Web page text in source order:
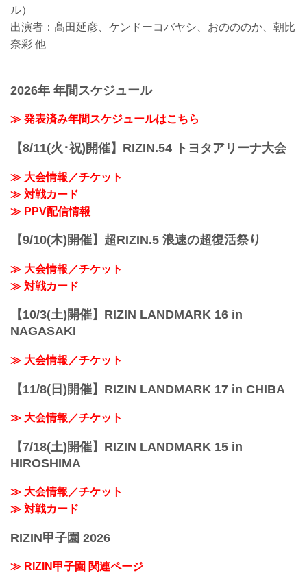
ル）
出演者：髙田延彦、ケンドーコバヤシ、おのののか、朝比
奈彩 他
2026年 年間スケジュール
≫ 発表済み年間スケジュールはこちら
【8/11(火･祝)開催】RIZIN.54 トヨタアリーナ大会
≫ 大会情報／チケット
≫ 対戦カード
≫ PPV配信情報
【9/10(木)開催】超RIZIN.5 浪速の超復活祭り
≫ 大会情報／チケット
≫ 対戦カード
【10/3(土)開催】RIZIN LANDMARK 16 in
NAGASAKI
≫ 大会情報／チケット
【11/8(日)開催】RIZIN LANDMARK 17 in CHIBA
≫ 大会情報／チケット
【7/18(土)開催】RIZIN LANDMARK 15 in
HIROSHIMA
≫ 大会情報／チケット
≫ 対戦カード
RIZIN甲子園 2026
≫ RIZIN甲子園 関連ページ